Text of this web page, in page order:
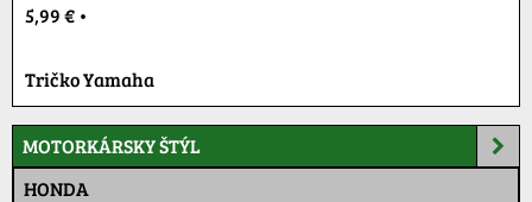
5,99 € •
Tričko Yamaha
MOTORKÁRSKY ŠTÝL
HONDA